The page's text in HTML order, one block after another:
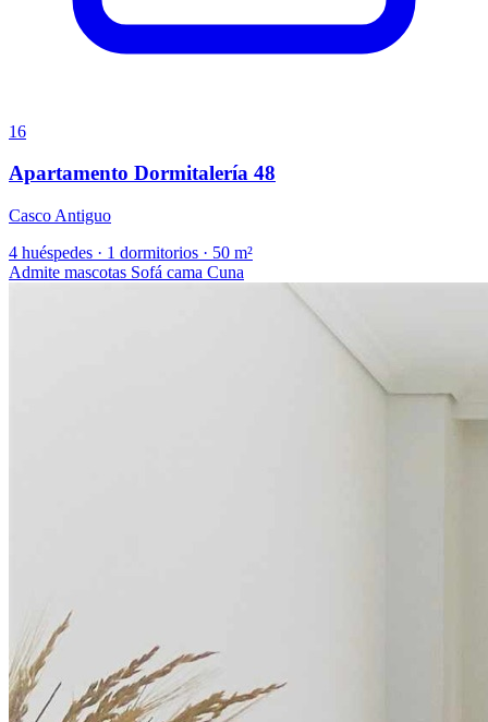
16
Apartamento Dormitalería 48
Casco Antiguo
4 huéspedes · 1 dormitorios · 50 m²
Admite mascotas Sofá cama Cuna